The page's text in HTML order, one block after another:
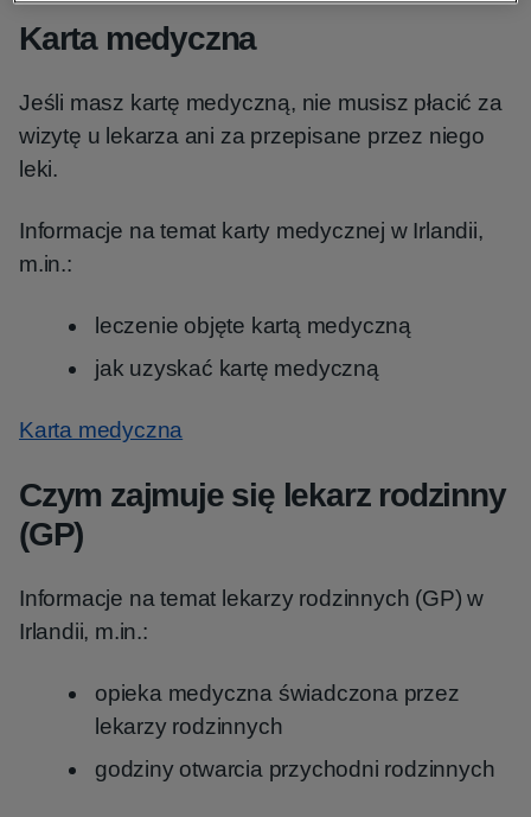
Video
Karta medyczna
Jeśli masz kartę medyczną, nie musisz płacić za
wizytę u lekarza ani za przepisane przez niego
leki.
Informacje na temat karty medycznej w Irlandii,
m.in.:
leczenie objęte kartą medyczną
jak uzyskać kartę medyczną
Karta medyczna
Czym zajmuje się lekarz rodzinny
(GP)
Informacje na temat lekarzy rodzinnych (GP) w
Irlandii, m.in.:
opieka medyczna świadczona przez
lekarzy rodzinnych
godziny otwarcia przychodni rodzinnych